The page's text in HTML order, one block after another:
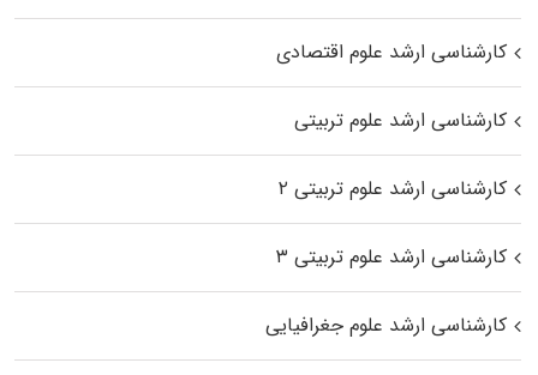
کارشناسی ارشد علوم اقتصادی
کارشناسی ارشد علوم تربیتی
کارشناسی ارشد علوم تربیتی ۲
کارشناسی ارشد علوم تربیتی ۳
کارشناسی ارشد علوم جغرافیایی